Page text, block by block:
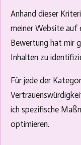
Anhand dieser
meiner Website auf
Bewertung hat mir
Inhalten zu
Für jede der
ich spezifische
optimieren.